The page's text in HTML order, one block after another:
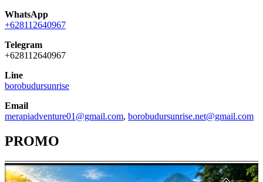
WhatsApp
+628112640967
Telegram
+628112640967
Line
borobudursunrise
Email
merapiadventure01@gmail.com, borobudursunrise.net@gmail.com
PROMO